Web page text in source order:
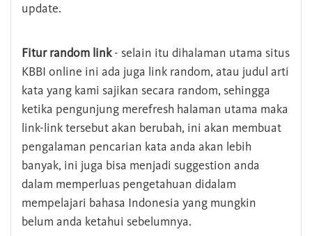
update.
Fitur random link- selain itu dihalaman utama situs
KBBI online ini ada juga link random, atau judul arti
kata yang kami sajikan secara random, sehingga
ketika pengunjung merefresh halaman utama maka
link-link tersebut akan berubah, ini akan membuat
pengalaman pencarian kata anda akan lebih
banyak, ini juga bisa menjadi suggestion anda
dalam memperluas pengetahuan didalam
mempelajari bahasa Indonesia yang mungkin
belum anda ketahui sebelumnya.